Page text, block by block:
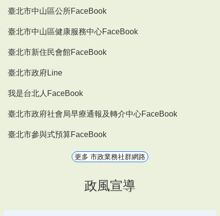
臺北市中山區公所FaceBook
臺北市中山區健康服務中心FaceBook
臺北市新住民會館FaceBook
臺北市政府Line
我是台北人FaceBook
臺北市政府社會局早療通報及轉介中心FaceBook
臺北市參與式預算FaceBook
更多 市政業務社群網路
政風宣導